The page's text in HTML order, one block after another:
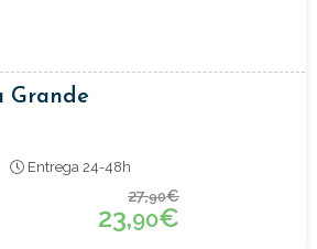
Grande
Entrega 24-48h
27,90€
23,90€